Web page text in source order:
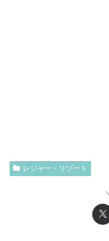
レジャー・リゾート